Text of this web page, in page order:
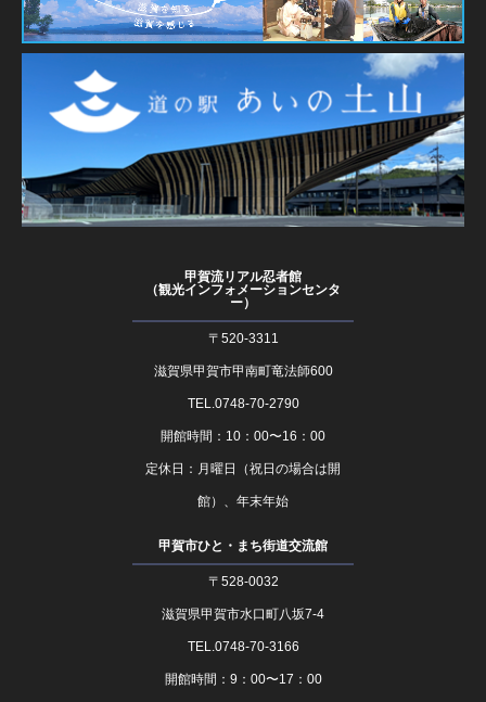
甲賀流リアル忍者館
（観光インフォメーションセンタ
ー）
〒520-3311
滋賀県甲賀市甲南町竜法師600
TEL.0748-70-2790
開館時間：10：00〜16：00
定休日：月曜日（祝日の場合は開
館）、年末年始
甲賀市ひと・まち街道交流館
〒528-0032
滋賀県甲賀市水口町八坂7-4
TEL.0748-70-3166
開館時間：9：00〜17：00